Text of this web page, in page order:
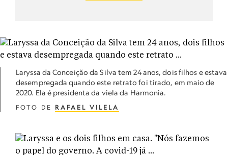
Laryssa da Conceição da Silva tem 24 anos, dois filhos e estava
desempregada quando este retrato foi tirado, em maio de
2020. Ela é presidenta da viela da Harmonia.
FOTO DE RAFAEL VILELA